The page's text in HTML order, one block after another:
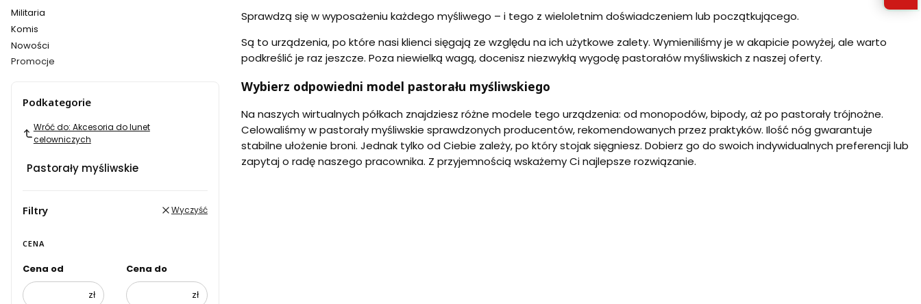
Militaria
Komis
Nowości
Promocje
Podkategorie
Wróć do: Akcesoria do lunet
celowniczych
Pastorały myśliwskie
Filtry Wyczyść
CENA
Cena od
zł
Cena do
zł
Sprawdzą się w wyposażeniu każdego myśliwego – i tego z wieloletnim doświadczeniem lub początkującego.
Są to urządzenia, po które nasi klienci sięgają ze względu na ich użytkowe zalety. Wymieniliśmy je w akapicie powyżej, ale warto
podkreślić je raz jeszcze. Poza niewielką wagą, docenisz niezwykłą wygodę pastorałów myśliwskich z naszej oferty.
Wybierz odpowiedni model pastorału myśliwskiego
Na naszych wirtualnych półkach znajdziesz różne modele tego urządzenia: od monopodów, bipody, aż po pastorały trójnożne.
Celowaliśmy w pastorały myśliwskie sprawdzonych producentów, rekomendowanych przez praktyków. Ilość nóg gwarantuje
stabilne ułożenie broni. Jednak tylko od Ciebie zależy, po który stojak sięgniesz. Dobierz go do swoich indywidualnych preferencji lub
zapytaj o radę naszego pracownika. Z przyjemnością wskażemy Ci najlepsze rozwiązanie.